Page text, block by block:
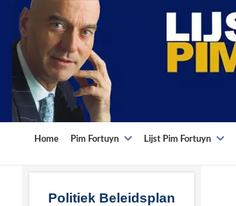
Home Pim Fortuyn Lijst Pim Fortuyn
Politiek Beleidsplan